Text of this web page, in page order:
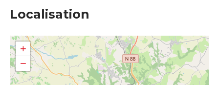
Localisation
+
−